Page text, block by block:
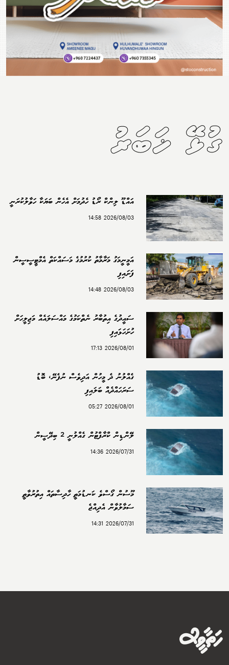
ގުޅޭ ޚަބަރު
އައްޑޫ ލިންކް ރޯޑު ހެދުމަށް އެހެން ބަޔަކާ ހަވާލުކުރަނީ
2026/08/03 14:58
އަމީނީމަގު މަރާމާތު ކުރުމުގެ މަސައްކަތް އެމްޓީސީސީން
ފަށައިފި
2026/08/03 14:48
ސައީދުގެ އިތުބާރު ނެތްކަމުގެ މައްސަލައެއް މަޖިލީހަށް
ހުށަހަޅައިފި
2026/08/01 17:13
ގެއްލުނު ދެ މީހުން އަދިވެސް ނުފެނޭ، ބޮޑު
ސަރަހައްދެއް ބަލައިފި
2026/08/01 05:27
ލޭންޑިން ކްރާފްޓުން ގެއްލުނީ 2 ބިދޭސީން
2026/07/31 14:36
މޫސުން ގޯސްވެ ކަނޑުމަތީ ހާދިސާތައް އިތުރުވާތީ
ސަމާލުވާން އެދިއްޖެ
2026/07/31 14:31